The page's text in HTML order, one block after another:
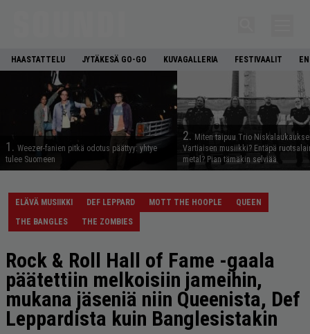
HAASTATTELU JYTÄKESÄ GO-GO KUVAGALLERIA FESTIVAALIT
1. Weezer-fanien pitkä odotus päättyy: yhtye
tulee Suomeen
2. Miten taipuu Trio
Vartiaisen musiikki? Entäpä
metal? Pian tämäkin selviää
ELÄVÄ MUSIIKKI DEF LEPPARD MOTT THE HOOPLE
QUEEN
THE BANGLES
THE ZOMBIES
Rock & Roll Hall of Fame -gaala
päätettiin melkoisiin jameihin,
mukana jäseniä niin Queenista, Def
Leppardista kuin Banglesistakin